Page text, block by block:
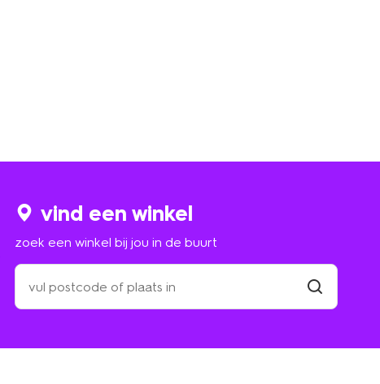
vind een winkel
zoek een winkel bij jou in de buurt
zoek
een
winkel
in